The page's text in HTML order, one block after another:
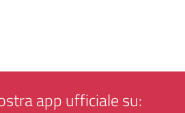
app ufficiale su: